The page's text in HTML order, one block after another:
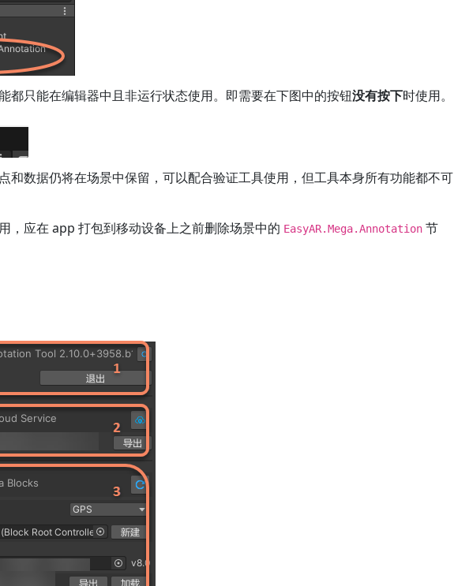
都只能在编辑器中且非运行状态使用。即需要在下图中的按钮没有按下时使用。
和数据仍将在场景中保留，可以配合验证工具使用，但工具本身所有功能都不可
，应在 app 打包到移动设备上之前删除场景中的 EasyAR.Mega.Annotation节